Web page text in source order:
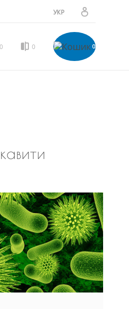
УКР
РУС
Особистий кабінет
Мої відгуки
Вийти
0 0 0